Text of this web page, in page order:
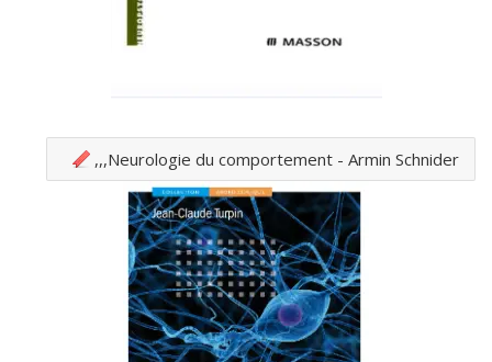
Neurologie du comportement - Armin Schnider,,,